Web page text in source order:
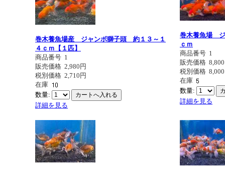
巻木養魚場産 ジャンボ獅子頭 約１３～１
４ｃｍ【１匹】
商品番号 1
販売価格 2,980円
税別価格 2,710円
在庫
数量:
詳細を見る
巻木養魚場
ｃｍ
商品番号 1
販売価格
税別価格
在庫
数量:
詳細を見る